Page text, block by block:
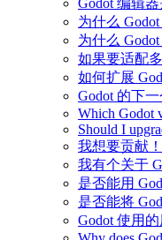
Godot 编辑
为什么
为什么
如果要适配
如何扩展
Godot 的下
Which Godot
Should I
我想要贡献
我有个关于
是否能用
是否能将
Godot 使用